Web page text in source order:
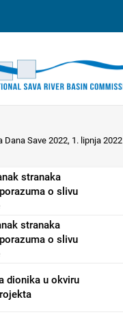
Dana Save 2022, 1. lipnja 2022
stranaka
o slivu
stranaka
o slivu
dionika u okviru